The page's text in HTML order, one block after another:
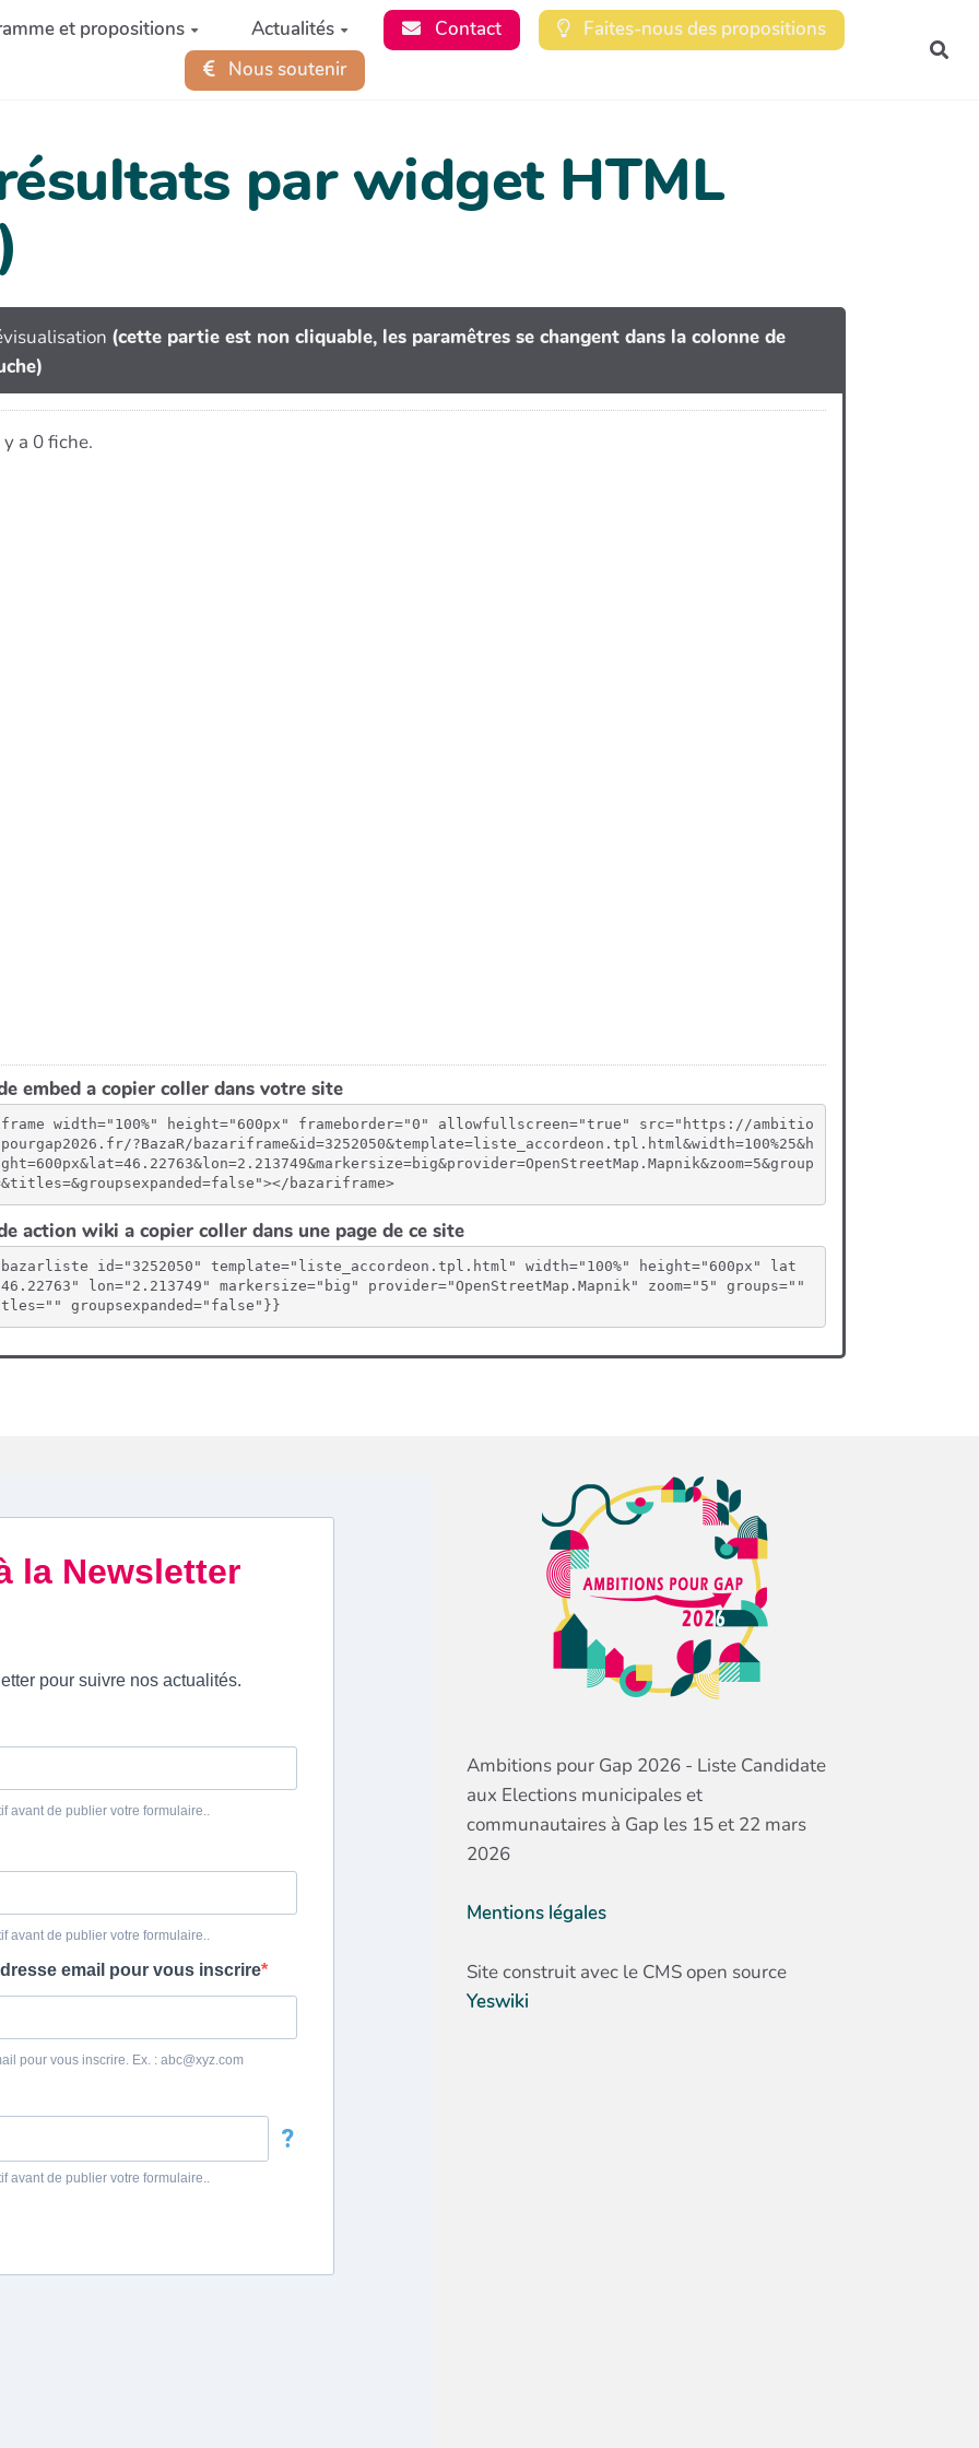
et propositions Actualités Contact
Faites-nous des propositions
Nous soutenir
par widget HTML
(cette partie est non cliquable, les paramêtres se changent dans la colonne de
embed a copier coller dans votre site
width="100%" height="600px" frameborder="0" allowfullscreen="true" src="https://ambitio
?BazaR/bazariframe&id=3252050&template=liste_accordeon.tpl.html&width=100%25&h
bazariframe>
action wiki a copier coller dans une page de ce site
id="3252050" template="liste_accordeon.tpl.html" width="100%" height="600px" lat
lon="2.213749" markersize="big" provider="OpenStreetMap.Mapnik" zoom="5" groups=""
groupsexpanded="false"}}
Ambitions pour Gap 2026 - Liste Candidate
aux Elections municipales et
communautaires à Gap les 15 et 22 mars
2026
Mentions légales
Site construit avec le CMS open source
Yeswiki